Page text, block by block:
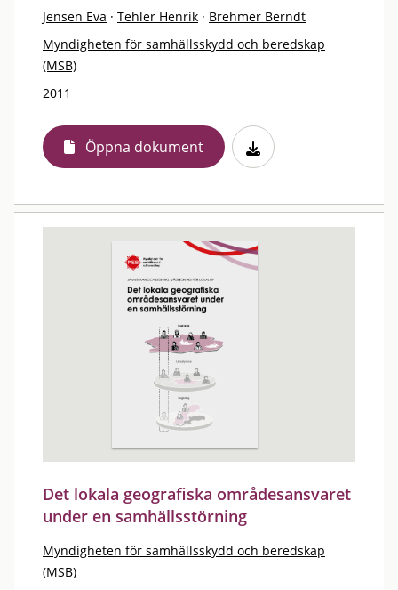
Jensen Eva · Tehler Henrik · Brehmer Berndt
Myndigheten för samhällsskydd och beredskap
(MSB)
2011
Öppna dokument
Det lokala geografiska områdesansvaret
under en samhällsstörning
Myndigheten för samhällsskydd och beredskap
(MSB)